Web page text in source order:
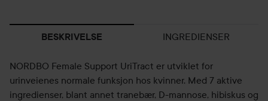
BESKRIVELSE INGREDIENSER
NORDBO Female Support UriTract er utviklet for
urinveienes normale funksjon hos kvinner. Med 7 aktive
ingredienser, blant annet tranebær, D-mannose, hibiskus og